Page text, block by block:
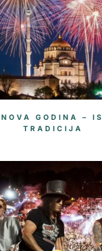
GODINA –
TRADICIJA